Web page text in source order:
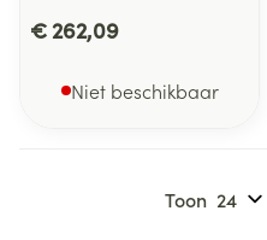
€ 262,09
Niet beschikbaar
Toon